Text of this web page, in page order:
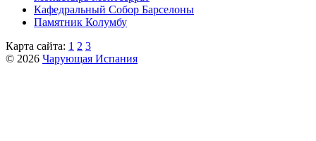
Кафeдрaльный Собор Барселоны
Пaмятник Колумбу
Карта сайта: 1 2 3
© 2026 Чарующая Испания